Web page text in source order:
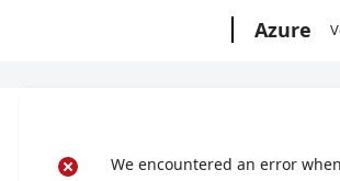
Azure
We encountered an error